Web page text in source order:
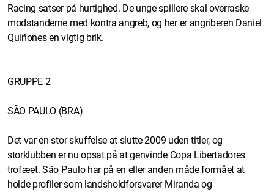
Racing satser på hurtighed. De unge spillere skal overraske
modstanderne med kontra angreb, og her er angriberen Daniel
Quiñones en vigtig brik.
GRUPPE 2
SÃO PAULO (BRA)
Det var en stor skuffelse at slutte 2009 uden titler, og
storklubben er nu opsat på at genvinde Copa Libertadores
trofæet. São Paulo har på en eller anden måde formået at
holde profiler som landsholdforsvarer Miranda og